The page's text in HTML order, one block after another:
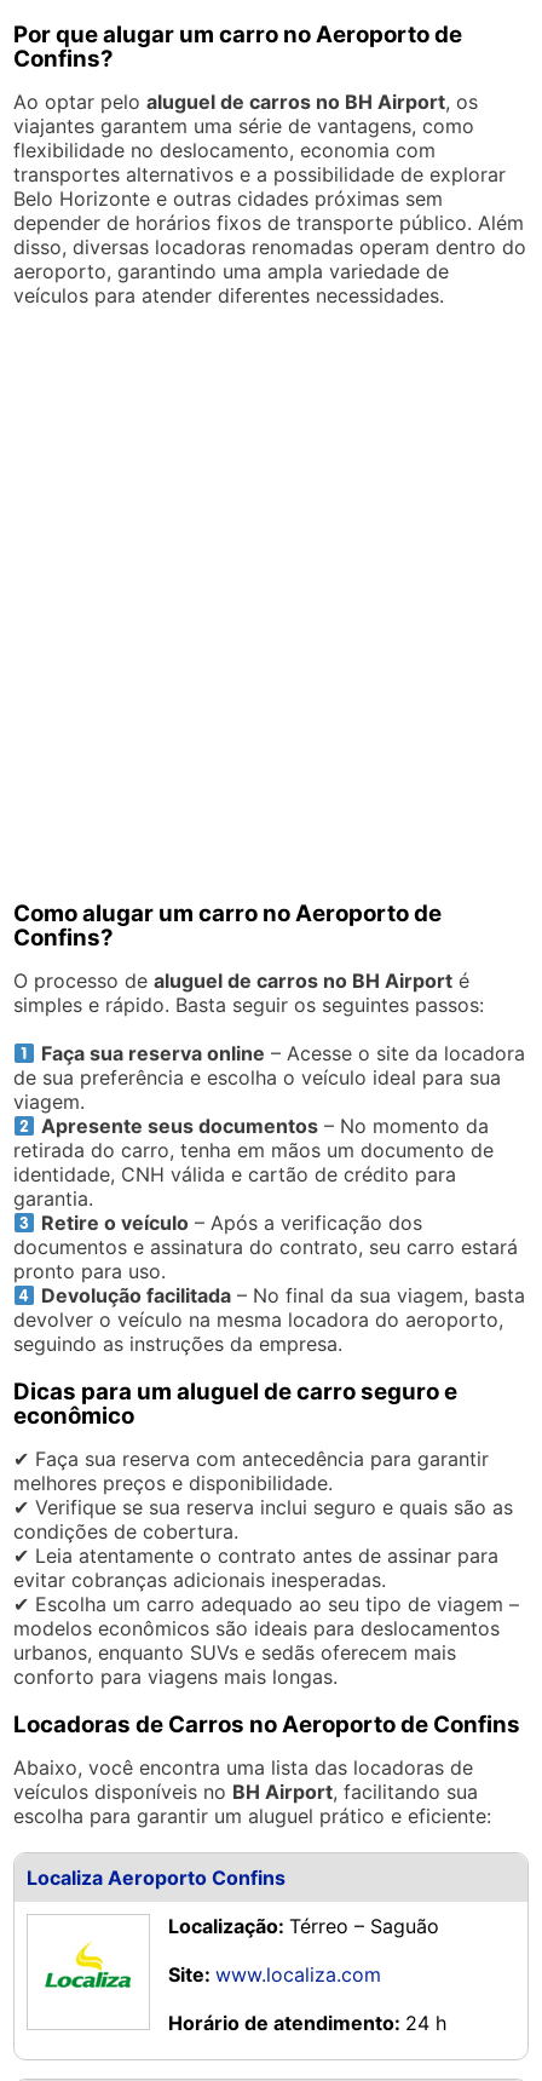
Por que alugar um carro no Aeroporto de
Confins?
Ao optar peloaluguel de carros no BH Airport, os
viajantes garantem uma série de vantagens, como
flexibilidade no deslocamento, economia com
transportes alternativos e a possibilidade de explorar
Belo Horizonte e outras cidades próximas sem
depender de horários fixos de transporte público. Além
disso, diversas locadoras renomadas operam dentro do
aeroporto, garantindo uma ampla variedade de
veículos para atender diferentes necessidades.
Como alugar um carro no Aeroporto de
Confins?
O processo dealuguel de carros no BH Airport é
simples e rápido. Basta seguir os seguintes passos:
Faça sua reserva online – Acesse o site da locadora
de sua preferência e escolha o veículo ideal para sua
viagem.
Apresente seus documentos – No momento da
retirada do carro, tenha em mãos um documento de
identidade, CNH válida e cartão de crédito para
garantia.
Retire o veículo – Após a verificação dos
documentos e assinatura do contrato, seu carro estará
pronto para uso.
Devolução facilitada – No final da sua viagem, basta
devolver o veículo na mesma locadora do aeroporto,
seguindo as instruções da empresa.
Dicas para um aluguel de carro seguro e
econômico
✔ Faça sua reserva com antecedência para garantir
melhores preços e disponibilidade.
✔ Verifique se sua reserva inclui seguro e quais são as
condições de cobertura.
✔ Leia atentamente o contrato antes de assinar para
evitar cobranças adicionais inesperadas.
✔ Escolha um carro adequado ao seu tipo de viagem –
modelos econômicos são ideais para deslocamentos
urbanos, enquanto SUVs e sedãs oferecem mais
conforto para viagens mais longas.
Locadoras de Carros no Aeroporto de Confins
Abaixo, você encontra uma lista das locadoras de
veículos disponíveis no BH Airport, facilitando sua
escolha para garantir um aluguel prático e eficiente:
Localiza Aeroporto Confins
Localização:Térreo – Saguão
Site:www.localiza.com
Horário de atendimento: 24 h